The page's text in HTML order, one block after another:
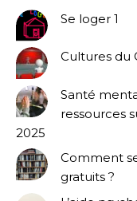
Se loger 1
Cultures du
Santé
ressources
2025
Comment
gratuits ?